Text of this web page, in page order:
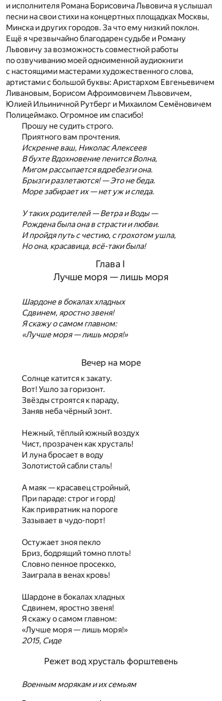
и исполнителя Романа Борисовича Львовича я услышал
песни на свои стихи на концертных площадках Москвы,
Минска и других городов. За что ему низкий поклон.
Ещё я чрезвычайно благодарен судьбе и Роману
Львовичу за возможность совместной работы
по озвучиванию моей одноименной аудиокниги
с настоящими мастерами художественного слова,
артистами с большой буквы: Аристархом Евгеньевичем
Ливановым, Борисом Афроимовичем Львовичем,
Юлией Ильиничной Рутберг и Михаилом Семёновичем
Полицеймако. Огромное им спасибо!
Прошу не судить строго.
Приятного вам прочтения.
Искренне ваш, Николас Алексеев
В бухте Вдохновение пенится Волна,
Мигом рассыпается вдребезги она.
Брызги разлетаются! — Это не беда.
Море забирает их — нет уж и следа.
У таких родителей — Ветра и Воды —
Рождена была она в страсти и любви.
И пройдя путь с честию, с грохотом ушла,
Но она, красавица, всё-таки была!
Глава I
Лучше моря — лишь моря
Шардоне в бокалах хладных
Сдвинем, яростно звеня!
Я скажу о самом главном:
«Лучше моря — лишь моря!»
Вечер на море
Солнце катится к закату.
Вот! Ушло за горизонт.
Звёзды строятся к параду,
Заняв неба чёрный зонт.
Нежный, тёплый южный воздух
Чист, прозрачен как хрусталь!
И луна бросает в воду
Золотистой сабли сталь!
А маяк — красавец стройный,
При параде: строг и горд!
Как привратник на пороге
Зазывает в чудо-порт!
Остужает зноя пекло
Бриз, бодрящий томно плоть!
Словно пенное просекко,
Заиграла в венах кровь!
Шардоне в бокалах хладных
Сдвинем, яростно звеня!
Я скажу о самом главном:
«Лучше моря — лишь моря!»
2015, Сиде
Режет вод хрусталь форштевень
Военным морякам и их семьям